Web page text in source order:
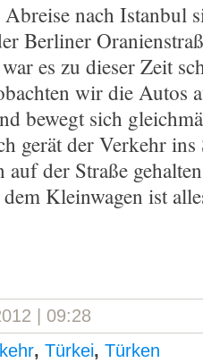
nach Istanbul
Berliner
es zu dieser Zeit
wir die Autos
bewegt sich
gerät der Verkehr
auf der Straße
Kleinwagen ist
| 09:28
, Türkei, Türken